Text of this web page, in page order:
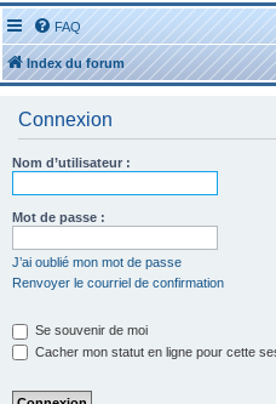
FAQ
Index du forum
Connexion
Nom d’utilisateur :
Mot de passe :
J’ai oublié mon mot de passe
Renvoyer le courriel de confirmation
Se souvenir de moi
Cacher mon statut en ligne pour cette